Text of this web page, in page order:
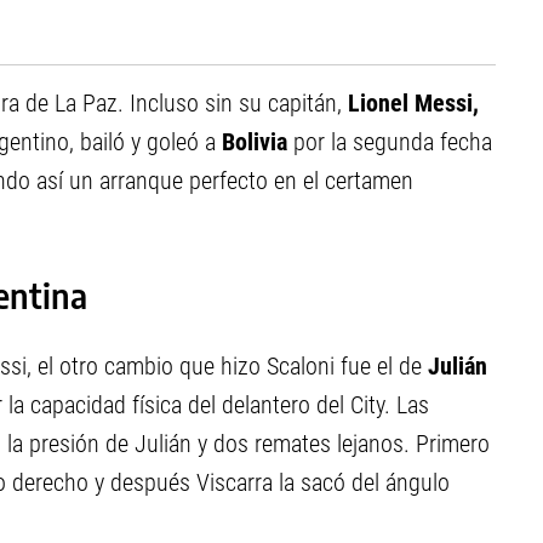
de La Paz. Incluso sin su capitán, Lionel Messi,
bailó y goleó a Bolivia por la segunda fecha
así un arranque perfecto en el certamen
el otro cambio que hizo Scaloni fue el de Julián
capacidad física del delantero del City. Las
presión de Julián y dos remates lejanos. Primero
y después Viscarra la sacó del ángulo